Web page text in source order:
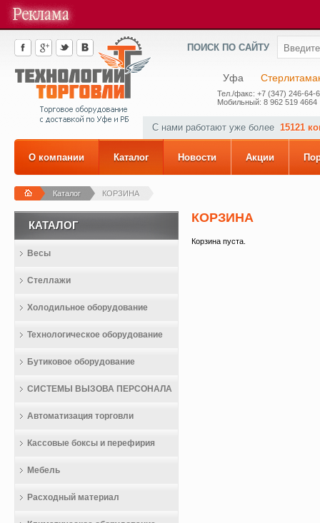
ПОИСК ПО САЙТУ
Уфа
Тел./факс: +7 (347) 246-64-
Мобильный: 8 962 519 4664
С нами работают уже более 15121
О компании Каталог Новости Акции
Каталог КОРЗИНА
КОРЗИНА
Корзина пуста.
КАТАЛОГ
Весы
Стеллажи
Холодильное оборудование
Технологическое оборудование
Бутиковое оборудование
СИСТЕМЫ ВЫЗОВА ПЕРСОНАЛА
Автоматизация торговли
Кассовые боксы и перефирия
Мебель
Расходный материал